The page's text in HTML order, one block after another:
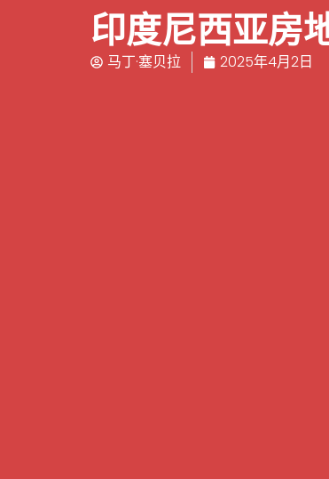
印度尼西亚房
马丁·塞贝拉 2025年4月2日